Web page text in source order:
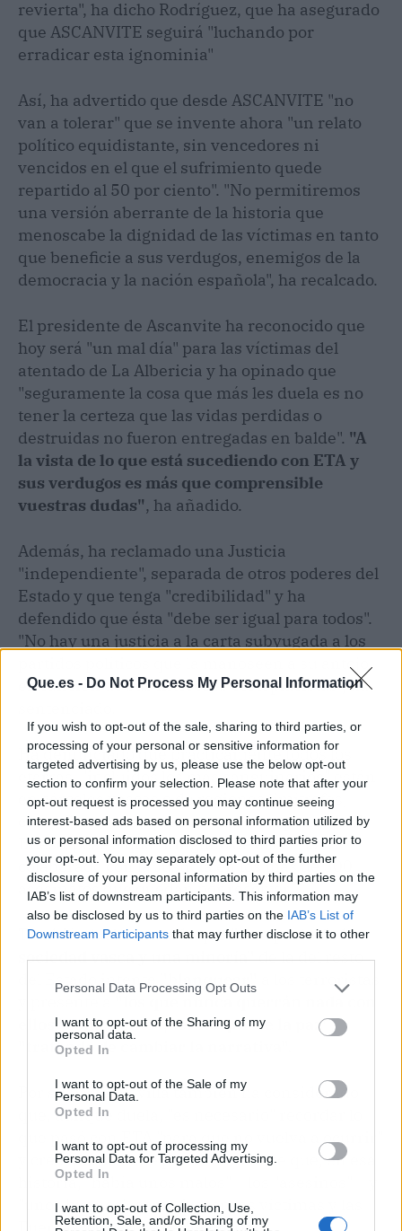
Que.es - Do Not Process My Personal Information
If you wish to opt-out of the sale, sharing to third parties, or
processing of your personal or sensitive information for
targeted advertising by us, please use the below opt-out
section to confirm your selection. Please note that after your
opt-out request is processed you may continue seeing
interest-based ads based on personal information utilized by
us or personal information disclosed to third parties prior to
your opt-out. You may separately opt-out of the further
disclosure of your personal information by third parties on the
IAB’s list of downstream participants. This information may
also be disclosed by us to third parties on the IAB’s List of
Downstream Participants that may further disclose it to other
Personal Data Processing Opt Outs
I want to opt-out of the Sharing of my
personal data.
Opted In
I want to opt-out of the Sale of my
Personal Data.
Opted In
I want to opt-out of processing my
Personal Data for Targeted Advertising.
Opted In
I want to opt-out of Collection, Use,
Retention, Sale, and/or Sharing of my
revierta", ha dicho Rodríguez, que ha asegurado
que ASCANVITE seguirá "luchando por
erradicar esta ignominia"
Así, ha advertido que desde ASCANVITE "no
van a tolerar" que se invente ahora "un relato
político equidistante, sin vencedores ni
vencidos en el que el sufrimiento quede
repartido al 50 por ciento". "No permitiremos
una versión aberrante de la historia que
menoscabe la dignidad de las víctimas en tanto
que beneficie a sus verdugos, enemigos de la
democracia y la nación española", ha recalcado.
El presidente de Ascanvite ha reconocido que
hoy será "un mal día" para las víctimas del
atentado de La Albericia y ha opinado que
"seguramente la cosa que más les duela es no
tener la certeza que las vidas perdidas o
destruidas no fueron entregadas en balde". "A
la vista de lo que está sucediendo con ETA y
sus verdugos es más que comprensible
vuestras dudas", ha añadido.
Además, ha reclamado una Justicia
"independiente", separada de otros poderes del
Estado y que tenga "credibilidad" y ha
defendido que ésta "debe ser igual para todos".
"No hay una justicia a la carta subyugada a los
partidos políticos que la manoseen a su antojo
en función de sus intereses cortoplacistas", ha
Ha denunciado que prácticamente todos los
etarras, "incluidos los más sanguinarios" están
en cárceles vascas o de regiones limítrofes,
como Cantabria, que cuenta con el penal de El
Dueso, pese a que "ninguno de ellos" ha
colaborado con la Justicia en los más de 300
asesinatos que quedan por resolver.
También ha lamentado que"una parte de la
sociedad vasca y una minoría"de la del resto
del Estado intente
"blanquear"
a los terroristas
"los que nunca querrán nada con
ellos"como gente que"no quiere la paz",
"tratando de cambiar la narrativa".
Por su parte, Revilla también ha considerado
que, aunque duela, "es necesario" recordar lo
que pasó con ETA "para que no vuelva a ocurrir"
y cree que se debe poner de relieve que, en esa
historia, "había unos malos" --los "asesinos"-- y
"unos buenos", como fueron las víctimas y las
Fuerzas y Cuerpos de Seguridad.